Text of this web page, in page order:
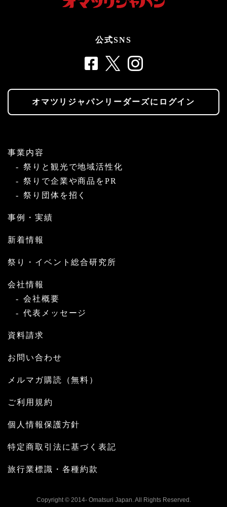
公式SNS
オマツリジャパンリーダーズにログイン
事業内容
祭りと観光で地域活性化
祭りで企業や商品をPR
祭り団体を招く
事例・実績
新着情報
祭り・イベント総合研究所
会社情報
会社概要
代表メッセージ
資料請求
お問い合わせ
メルマガ購読（無料）
ご利用規約
個人情報保護方針
特定商取引法に基づく表記
旅行業標識・各種約款
Copyright © 2014- Omatsuri Japan. All Rights Reserved.